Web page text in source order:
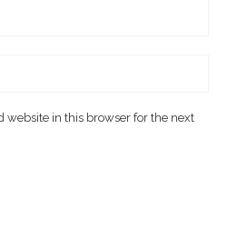
website in this browser for the next